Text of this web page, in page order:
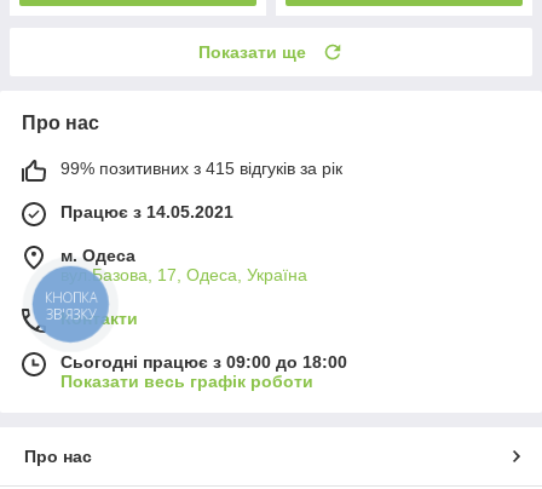
Показати ще
Про нас
99% позитивних з 415 відгуків за рік
Працює з 14.05.2021
м. Одеса
вул.Базова, 17, Одеса, Україна
Контакти
Сьогодні працює з 09:00 до 18:00
Показати весь графік роботи
Про нас
КНОПКА
ЗВ'ЯЗКУ